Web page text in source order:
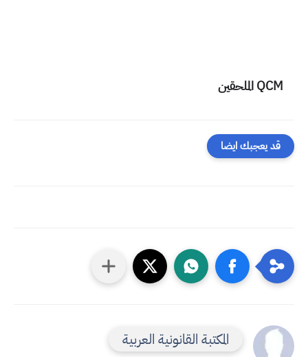
QCM الملحقين
قد يعجبك ايضا
المكتبة القانونية العربية